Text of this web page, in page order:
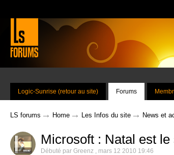
Logic-Sunrise (retour au site) Forums
LS forums → Home → Les Infos du site → News et
Microsoft : Natal est
Débuté par Greenz , mars 12 2010 19:46